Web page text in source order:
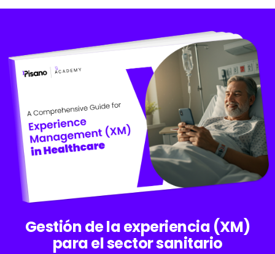
Gestión de la experiencia (XM)
para el sector sanitario